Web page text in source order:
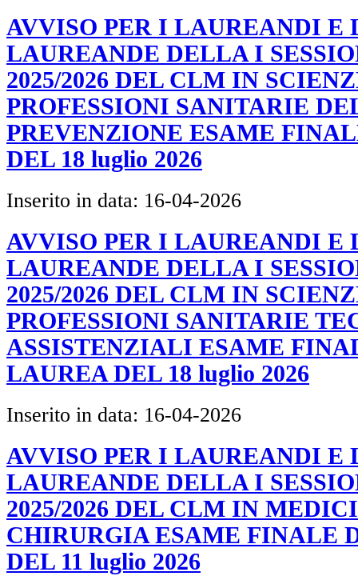
AVVISO PER I LAUREANDI E
LAUREANDE DELLA I
2025/2026 DEL CLM IN
PROFESSIONI SANITARIE
PREVENZIONE ESAME
DEL 18 luglio 2026
Inserito in data: 16-04-2026
AVVISO PER I LAUREANDI E
LAUREANDE DELLA I
2025/2026 DEL CLM IN
PROFESSIONI SANITARIE
ASSISTENZIALI ESAME
LAUREA DEL 18 luglio 2026
Inserito in data: 16-04-2026
AVVISO PER I LAUREANDI E
LAUREANDE DELLA I
2025/2026 DEL CLM IN
CHIRURGIA ESAME FINALE
DEL 11 luglio 2026